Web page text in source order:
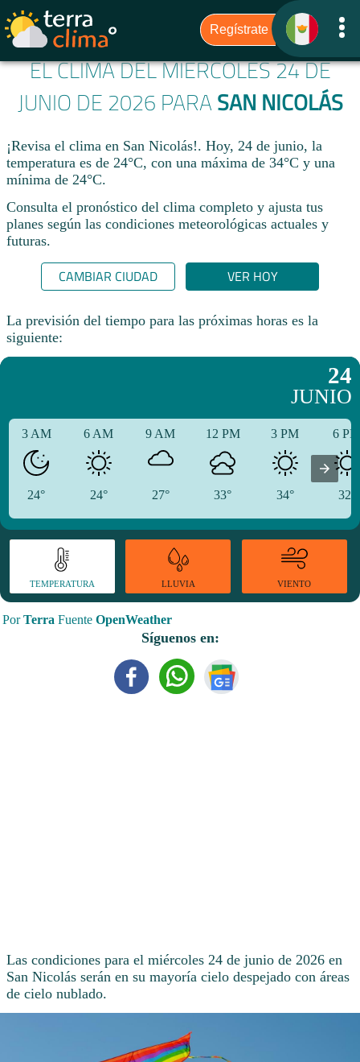
EL CLIMA DEL MIÉRCOLES 24 DE
JUNIO DE 2026 PARA SAN NICOLÁS
¡Revisa el clima en San Nicolás!. Hoy, 24 de junio, la
temperatura es de 24°C, con una máxima de 34°C y una
mínima de 24°C.​
Consulta el pronóstico del clima completo y ajusta tus
planes según las condiciones meteorológicas actuales y
futuras.
CAMBIAR CIUDAD VER HOY
La previsión del tiempo para las próximas horas es la
siguiente:
24
JUNIO
3 AM
24°
6 AM
24°
9 AM
27°
12 PM
33°
3 PM
34°
6
32°
TEMPERATURA LLUVIA VIENTO
PorTerra Fuente OpenWeather
Síguenos en:
Las condiciones para el miércoles 24 de junio de 2026 en
San Nicolás serán en su mayoría cielo despejado con áreas
de cielo nublado.